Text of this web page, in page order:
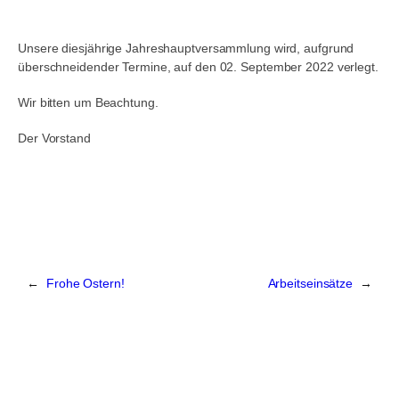
Unsere diesjährige Jahreshauptversammlung wird, aufgrund
überschneidender Termine, auf den 02. September 2022 verlegt.
Wir bitten um Beachtung.
Der Vorstand
← Frohe Ostern! Arbeitseinsätze →